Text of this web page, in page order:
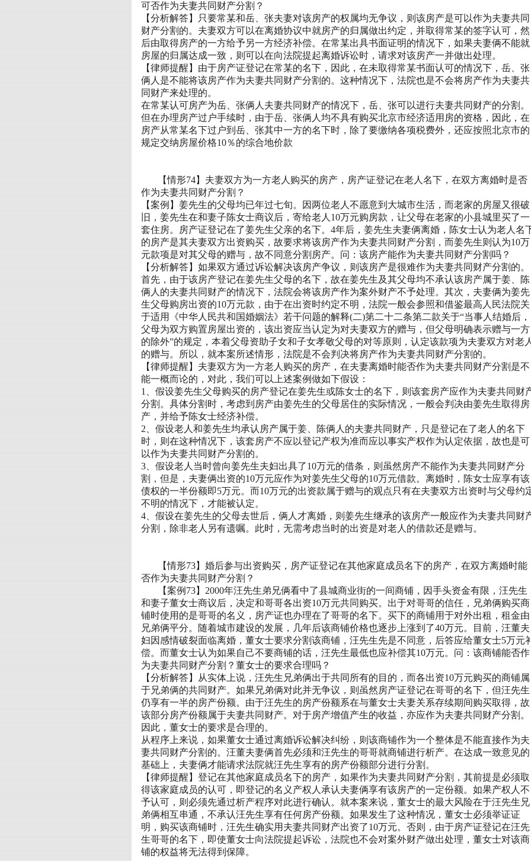
可否作为夫妻共同财产分割？
【分析解答】只要常某和岳、张夫妻对该房产的权属均无争议，则该房产是可以作为夫妻共同
财产分割的。夫妻双方可以在离婚协议中就房产的归属做出约定，并取得常某的签字认可，然
后由取得房产的一方给予另一方经济补偿。在常某出具书面证明的情况下，如果夫妻俩不能就
房屋的归属达成一致，则可以在向法院提起离婚诉讼时，请求对该房产一并做出处理。
【律师提醒】由于房产证登记在常某的名下，因此，在未取得常某书面认可的情况下，岳、张
俩人是不能将该房产作为夫妻共同财产分割的。这种情况下，法院也是不会将房产作为夫妻共
同财产来处理的。
在常某认可房产为岳、张俩人夫妻共同财产的情况下，岳、张可以进行夫妻共同财产的分割。
但在办理房产过户手续时，由于岳、张俩人均不具有购买北京市经济适用房的资格，因此，在
房产从常某名下过户到岳、张其中一方的名下时，除了要缴纳各项税费外，还应按照北京市的
规定交纳房屋价格10％的综合地价款
【情形74】夫妻双方为一方老人购买的房产，房产证登记在老人名下，在双方离婚时是否
作为夫妻共同财产分割？
【案例】 姜先生的父母均已年过七旬。因两位老人不愿意到大城市生活，而老家的房屋又很破
旧， 姜先生在和妻子陈女士商议后，寄给老人 10万元购房款，让父母在老家的小县城里买了一
套住房。房产证登记在了姜先生父亲的名下。 4年后， 姜先生夫妻俩离婚， 陈女士认为老人名
的房产是其夫妻双方出资购买，故要求将该房产作为夫妻共同财产分割，而姜先生则认为10万
元款项是对其父母的赠与，故不同意分割房产。问：该房产能作为夫妻共同财产分割吗？
【分析解答】如果双方通过诉讼解决该房产争议，则该房产是很难作为夫妻共同财产分割的。
首先，由于该房产登记在姜先生父母的名下，故在姜先生及其父母均不承认该房产属于姜、陈
俩人的夫妻共同财产的情况下，法院会将该房产作为案外财产不予处理。其次，夫妻俩为姜先
生父母购房出资的10万元款，由于在出资时约定不明，法院一般会参照和借鉴最高人民法院关
于适用《中华人民共和国婚姻法》若干问题的解释(二)第二十二条第二款关于“当事人结婚后，
父母为双方购置房屋出资的，该出资应当认定为对夫妻双方的赠与，但父母明确表示赠与一方
的除外”的规定，本着父母资助子女和子女孝敬父母的对等原则，认定该款项为夫妻双方对老
的赠与。所以，就本案所述情形，法院是不会判决将房产作为夫妻共同财产分割的。
【律师提醒】夫妻双方为一方老人购买的房产，在夫妻离婚时能否作为夫妻共同财产分割是不
能一概而论的，对此，我们可以上述案例做如下假设：
1
、假设姜先生父母购买的房产登记在姜先生或陈女士的名下，则该套房产应作为夫妻共同财
分割。具体分割时，考虑到房产由姜先生的父母居住的实际情况，一般会判决由姜先生取得房
产，并给予陈女士经济补偿。
2 、假设老人和姜先生均承认房产属于姜、陈俩人的夫妻共同财产，只是登记在了老人的名下
时，则在这种情况下，该套房产不应以登记产权为准而应以事实产权作为认定依据，故也是可
以作为夫妻共同财产分割的。
3 、假设老人当时曾向姜先生夫妇出具了10万元的借条，则虽然房产不能作为夫妻共同财产分
割，但是，夫妻俩出资的10万元应作为对姜先生父母的10万元借款。离婚时，陈女士应享有该
债权的一半份额即5万元。而10万元的出资款属于赠与的观点只有在夫妻双方出资时与父母约
不明的情况下，才能被认定。
4 、假设在姜先生的父母去世后，俩人才离婚，则姜先生继承的该房产一般应作为夫妻共同财
分割，除非老人另有遗嘱。此时，无需考虑当时的出资是对老人的借款还是赠与。
【情形73】婚后参与出资购买，房产证登记在其他家庭成员名下的房产，在双方离婚时能
否作为夫妻共同财产分割？
【案例 73】 2000年汪先生弟兄俩看中了县城商业街的一间商铺，因手头资金有限， 汪先生
和妻子董女士商议后，决定和哥哥各出资10万元共同购买。出于对哥哥的信任，兄弟俩购买商
铺时使用的是哥哥的名义，房产证也办理在了哥哥的名下。买下的商铺用于对外出租，租金由
兄弟俩平分。随着城市建设的发展，几年后该商铺价格也逐步上涨到了40万元。目前，汪董夫
妇因感情破裂面临离婚， 董女士要求分割该商铺， 汪先生先是不同意，后答应给董女士5万元
偿。而董女士认为如果自己不要商铺的话， 汪先生最低也应补偿其10万元。问：该商铺能否作
为夫妻共同财产分割？ 董女士的要求合理吗？
【分析解答】从实体上说， 汪先生兄弟俩出于共同所有的目的，而各出资10万元购买的商铺属
于兄弟俩的共同财产。如果兄弟俩对此并无争议，则虽然房产证登记在哥哥的名下，但汪先生
仍享有一半的房产份额。由于汪先生的房产份额系在与董女士夫妻关系存续期间购买取得，故
该部分房产份额属于夫妻共同财产。对于房产增值产生的收益，亦应作为夫妻共同财产分割。
因此， 董女士的要求是合理的。
从程序上来说，如果董女士通过离婚诉讼解决纠纷，则该商铺作为一个整体是不能直接作为夫
妻共同财产分割的。汪董夫妻俩首先必须和汪先生的哥哥就商铺进行析产。在达成一致意见的
基础上，夫妻俩才能请求法院就汪先生享有的房产份额部分进行分割。
【律师提醒】登记在其他家庭成员名下的房产，如果作为夫妻共同财产分割，其前提是必须取
得该家庭成员的认可，即登记的名义产权人承认夫妻俩享有该房产的一定份额。如果产权人不
予认可，则必须先通过析产程序对此进行确认。就本案来说， 董女士的最大风险在于汪先生兄
弟俩相互串通，不承认汪先生享有任何房产份额。如果发生了这种情况， 董女士必须举证证
明，购买该商铺时， 汪先生确实用夫妻共同财产出资了10万元。否则，由于房产证登记在汪先
生哥哥的名下，即使董女士向法院提起诉讼，法院也不会对案外财产做出处理， 董女士对该商
铺的权益将无法得到保障。